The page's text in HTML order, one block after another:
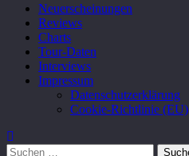
Neuerscheinungen
Reviews
Charts
Tour-Daten
Interviews
Impressum
Datenschutzerklärung
Cookie-Richtlinie (EU)